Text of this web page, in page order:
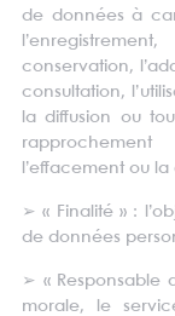
de données à
conservation,
consultation,
la diffusion ou
l’effacement ou
➢« Finalité » :
de données
➢ « Responsable
morale, le